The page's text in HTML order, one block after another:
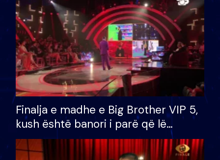
Finalja e madhe e Big Brother VIP 5,
kush është banori i parë që lë
shtëpinë dhe humb mundësinë për
të fituar çmimin e madh